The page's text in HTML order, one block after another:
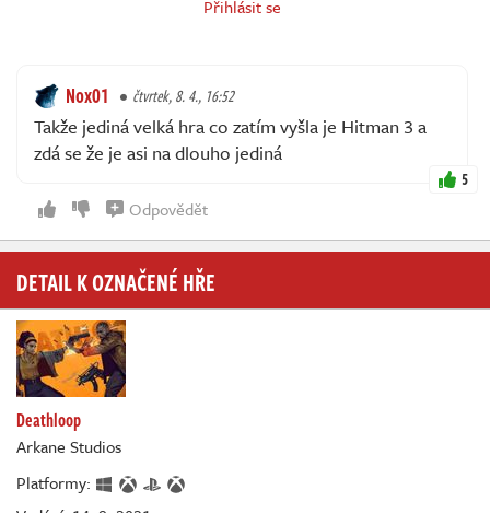
Přihlásit se
Nox01 čtvrtek, 8. 4., 16:52
Takže jediná velká hra co zatím vyšla je Hitman 3 a
zdá se že je asi na dlouho jediná
5
Odpovědět
DETAIL K OZNAČENÉ HŘE
Deathloop
Arkane Studios
Platformy: